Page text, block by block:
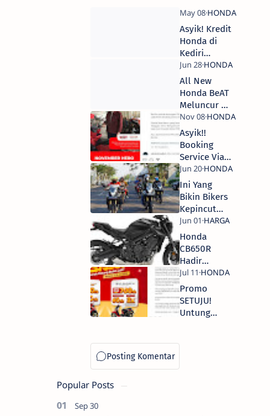
Asyik! Kredit
Honda di
Kediri
Berhadiah
Elektronik
All New
Honda BeAT
Meluncur di
Kediri, Siap
Ramaikan
Kota dengan
Hiburan dan
Promo
Asyik!!
Booking
Service Via
Brompit Bisa
Dapat Diskon
20 Ribu
Ini Yang
Bikin Bikers
Kepincut
Dengan
Honda
CB150X
Honda
CB650R
Hadir
Dengan
Kelir Baru,
Harga 200
Jutaan
Promo
SETUJU!
Untung
Popular Posts